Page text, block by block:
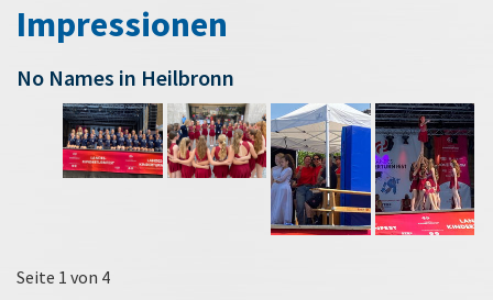
Impressionen
No Names in Heilbronn
Seite 1 von 4